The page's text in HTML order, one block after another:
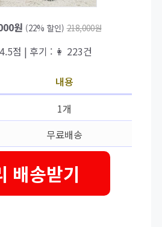
원 (22% 할인) 218,000원
점 | 후기 : 👩 223건
내용
1개
무료배송
배송받기